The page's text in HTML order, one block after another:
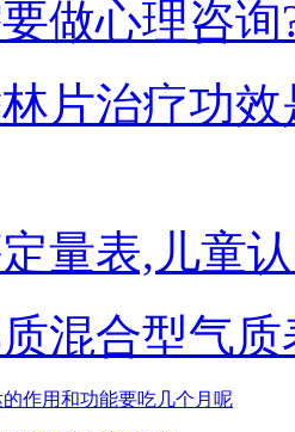
做心理咨询
片治疗功
量表,儿童
混合型气
作用和功能要吃几个月呢